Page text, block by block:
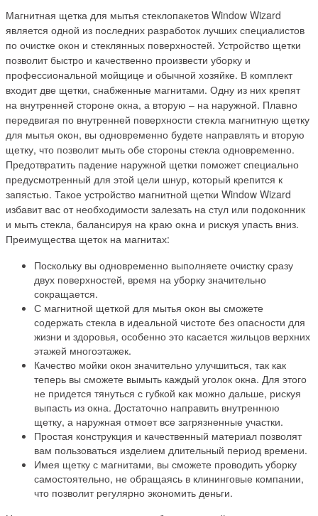
Магнитная щетка для мытья стеклопакетов Window Wizard
является одной из последних разработок лучших специалистов
по очистке окон и стеклянных поверхностей. Устройство щетки
позволит быстро и качественно произвести уборку и
профессиональной мойщице и обычной хозяйке. В комплект
входит две щетки, снабженные магнитами. Одну из них крепят
на внутренней стороне окна, а вторую – на наружной. Плавно
передвигая по внутренней поверхности стекла магнитную щетку
для мытья окон, вы одновременно будете направлять и вторую
щетку, что позволит мыть обе стороны стекла одновременно.
Предотвратить падение наружной щетки поможет специально
предусмотренный для этой цели шнур, который крепится к
запястью. Такое устройство магнитной щетки Window Wizard
избавит вас от необходимости залезать на стул или подоконник
и мыть стекла, балансируя на краю окна и рискуя упасть вниз.
Преимущества щеток на магнитах:
Поскольку вы одновременно выполняете очистку сразу
двух поверхностей, время на уборку значительно
сокращается.
С магнитной щеткой для мытья окон вы сможете
содержать стекла в идеальной чистоте без опасности для
жизни и здоровья, особенно это касается жильцов верхних
этажей многоэтажек.
Качество мойки окон значительно улучшиться, так как
теперь вы сможете вымыть каждый уголок окна. Для этого
не придется тянуться с губкой как можно дальше, рискуя
выпасть из окна. Достаточно направить внутреннюю
щетку, а наружная отмоет все загрязненные участки.
Простая конструкция и качественный материал позволят
вам пользоваться изделием длительный период времени.
Имея щетку с магнитами, вы сможете проводить уборку
самостоятельно, не обращаясь в клининговые компании,
что позволит регулярно экономить деньги.